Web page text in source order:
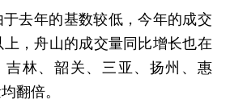
年的基数较低，今年的成交
，舟山的成交量同比增长也在
吉林、韶关、三亚、扬州、惠
翻倍。